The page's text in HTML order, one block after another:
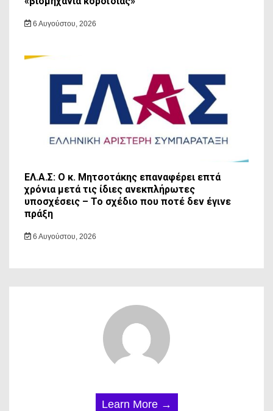
6 Αυγούστου, 2026
ΕΛ.Α.Σ: Ο κ. Μητσοτάκης επαναφέρει επτά
χρόνια μετά τις ίδιες ανεκπλήρωτες
υποσχέσεις – Το σχέδιο που ποτέ δεν έγινε
πράξη
6 Αυγούστου, 2026
Learn More →